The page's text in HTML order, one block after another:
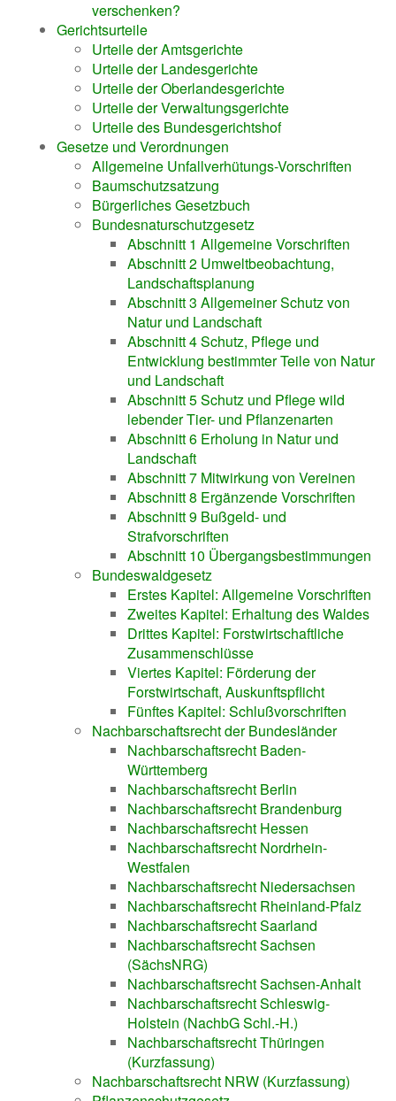
verschenken?
Gerichtsurteile
Urteile der Amtsgerichte
Urteile der Landesgerichte
Urteile der Oberlandesgerichte
Urteile der Verwaltungsgerichte
Urteile des Bundesgerichtshof
Gesetze und Verordnungen
Allgemeine Unfallverhütungs-Vorschriften
Baumschutzsatzung
Bürgerliches Gesetzbuch
Bundesnaturschutzgesetz
Abschnitt 1 Allgemeine Vorschriften
Abschnitt 2 Umweltbeobachtung,
Landschaftsplanung
Abschnitt 3 Allgemeiner Schutz von
Natur und Landschaft
Abschnitt 4 Schutz, Pflege und
Entwicklung bestimmter Teile von Natur
und Landschaft
Abschnitt 5 Schutz und Pflege wild
lebender Tier- und Pflanzenarten
Abschnitt 6 Erholung in Natur und
Landschaft
Abschnitt 7 Mitwirkung von Vereinen
Abschnitt 8 Ergänzende Vorschriften
Abschnitt 9 Bußgeld- und
Strafvorschriften
Abschnitt 10 Übergangsbestimmungen
Bundeswaldgesetz
Erstes Kapitel: Allgemeine Vorschriften
Zweites Kapitel: Erhaltung des Waldes
Drittes Kapitel: Forstwirtschaftliche
Zusammenschlüsse
Viertes Kapitel: Förderung der
Forstwirtschaft, Auskunftspflicht
Fünftes Kapitel: Schlußvorschriften
Nachbarschaftsrecht der Bundesländer
Nachbarschaftsrecht Baden-
Württemberg
Nachbarschaftsrecht Berlin
Nachbarschaftsrecht Brandenburg
Nachbarschaftsrecht Hessen
Nachbarschaftsrecht Nordrhein-
Westfalen
Nachbarschaftsrecht Niedersachsen
Nachbarschaftsrecht Rheinland-Pfalz
Nachbarschaftsrecht Saarland
Nachbarschaftsrecht Sachsen
(SächsNRG)
Nachbarschaftsrecht Sachsen-Anhalt
Nachbarschaftsrecht Schleswig-
Holstein (NachbG Schl.-H.)
Nachbarschaftsrecht Thüringen
(Kurzfassung)
Nachbarschaftsrecht NRW (Kurzfassung)